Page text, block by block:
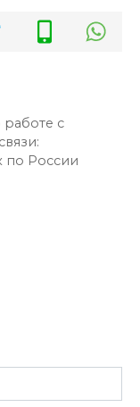
с
по России